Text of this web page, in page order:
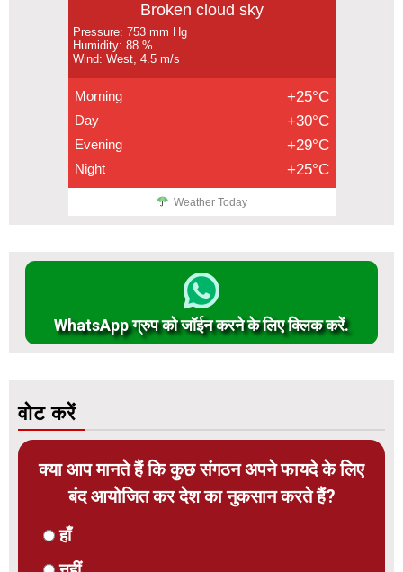
Broken cloud sky
Pressure: 753 mm Hg
Humidity: 88 %
Wind: West, 4.5 m/s
Morning +25°C
Day +30°C
Evening +29°C
Night +25°C
Weather Today
WhatsApp ग्रुप को जॉईन करने के लिए क्लिक करें.
वोट करें
क्या आप मानते हैं कि कुछ संगठन अपने फायदे के लिए
बंद आयोजित कर देश का नुकसान करते हैं?
हाँ